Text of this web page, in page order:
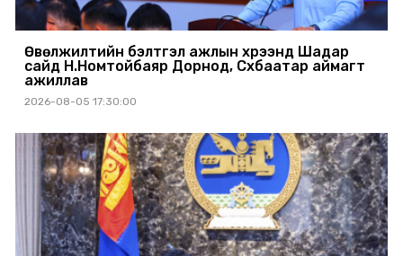
Өвөлжилтийн бэлтгэл ажлын хүрээнд Шадар
сайд Н.Номтойбаяр Дорнод, Сүхбаатар аймагт
ажиллав
2026-08-05 17:30:00